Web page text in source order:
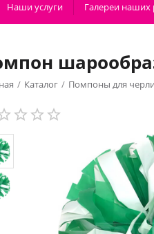
Наши услуги Галереи наших
/ Каталог / Помпоны для